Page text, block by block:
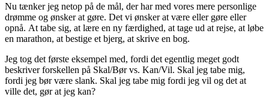
Nu tænker jeg netop på de mål, der har med vores mere personlige
drømme og ønsker at gøre. Det vi ønsker at være eller gøre eller
opnå. At tabe sig, at lære en ny færdighed, at tage ud at rejse, at løbe
en marathon, at bestige et bjerg, at skrive en bog.
Jeg tog det første eksempel med, fordi det egentlig meget godt
beskriver forskellen på Skal/Bør vs. Kan/Vil. Skal jeg tabe mig,
fordi jeg bør være slank. Skal jeg tabe mig fordi jeg vil og det at
ville det, gør at jeg kan?